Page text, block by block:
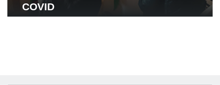
COVID